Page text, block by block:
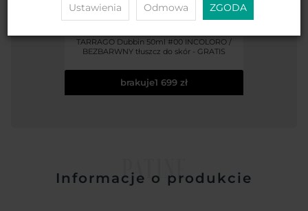
TARRAGO Dubbin 50ml #00 INCOLORO /
BEZBARWNY tłuszcz do skór - GRATIS
brakuje1 699 zł
PATINE
Informacje o produkcie
Ustawienia Odmowa ZGODA